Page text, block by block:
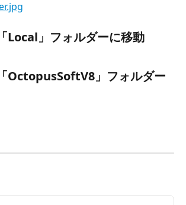
「Local」フォルダーに移動
「OctopusSoftV8」フォルダー